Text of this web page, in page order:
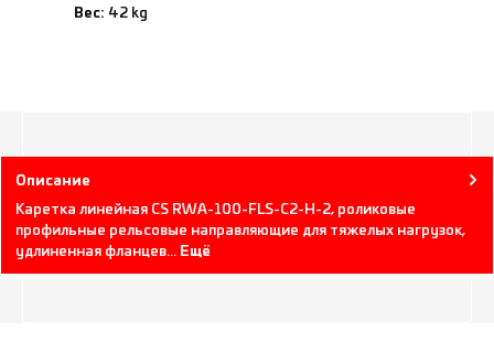
Вес: 42 kg
Описание
Каретка линейная CS RWA-100-FLS-C2-H-2, роликовые
профильные рельсовые направляющие для тяжелых нагрузок,
удлиненная фланцев… Ещё